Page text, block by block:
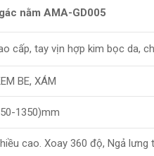
nằm AMA-GD005
cấp, tay vịn hợp kim bọc da,
BE, XÁM
1350)mm
cao. Xoay 360 độ, Ngả